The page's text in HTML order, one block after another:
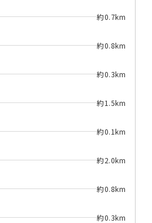
約0.7km
約0.8km
約0.3km
約1.5km
約0.1km
約2.0km
約0.8km
約0.3km